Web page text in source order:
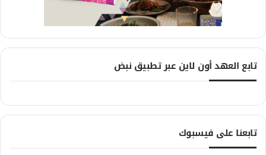
تابع العهد أون لاين عبر تطبيق نبض
تابعنا على فيسبوك